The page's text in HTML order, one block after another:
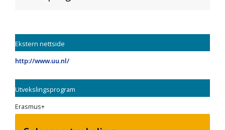
Ekstern nettside
http://www.uu.nl/
Utvekslingsprogram
Erasmus+